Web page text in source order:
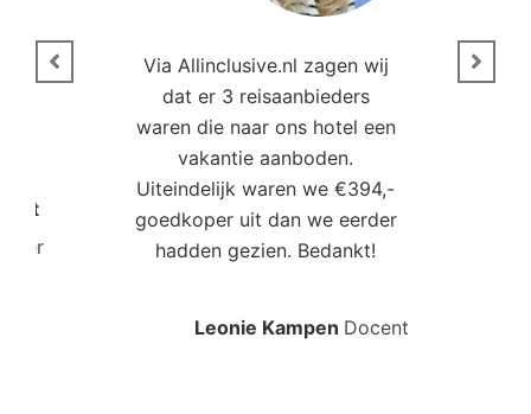
Via Allinclusive.nl zagen wij
dat er 3 reisaanbieders
waren die naar ons hotel een
vakantie aanboden.
Uiteindelijk waren we €394,-
goedkoper uit dan we eerder
hadden gezien. Bedankt!
Leonie Kampen Docent